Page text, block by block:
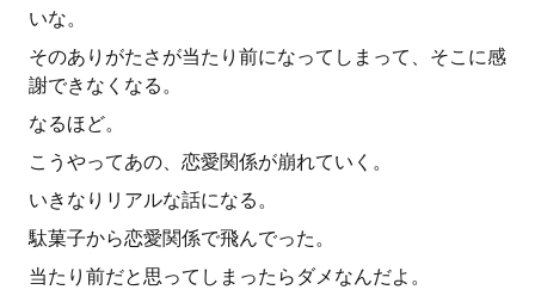
いな。
そのありがたさが当たり前になってしまって、そこに感
謝できなくなる。
なるほど。
こうやってあの、恋愛関係が崩れていく。
いきなりリアルな話になる。
駄菓子から恋愛関係で飛んでった。
当たり前だと思ってしまったらダメなんだよ。